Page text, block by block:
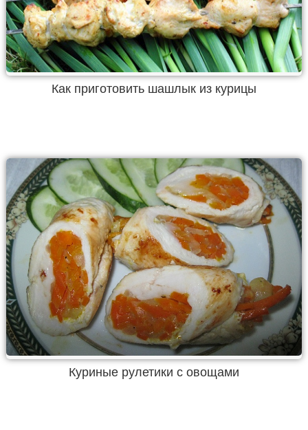
Как приготовить шашлык из курицы
Куриные рулетики с овощами